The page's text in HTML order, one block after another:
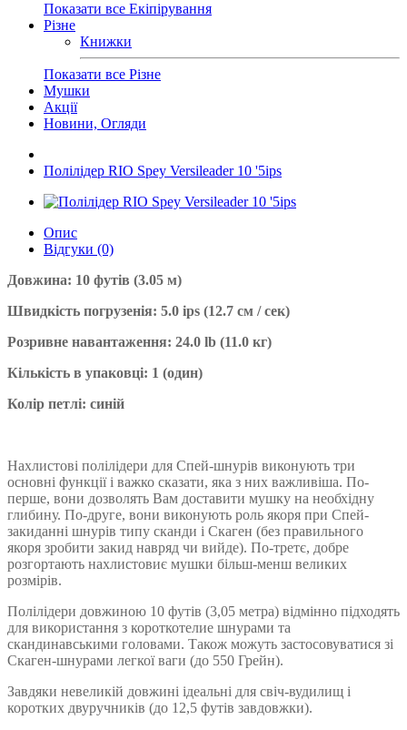
Показати все Екіпірування
Різне
Книжки
Показати все Різне
Мушки
Акції
Новини, Огляди
Полілідер RIO Spey Versileader 10 '5ips
Опис
Відгуки (0)
Довжина: 10 футів (3.05 м)
Швидкість погрузенія: 5.0 ips (12.7 см / сек)
Розривне навантаження: 24.0 lb (11.0 кг)
Кількість в упаковці: 1 (один)
Колір петлі: синій
Нахлистові полілідери для Спей-шнурів виконують три
основні функції і важко сказати, яка з них важливіша. По-
перше, вони дозволять Вам доставити мушку на необхідну
глибину. По-друге, вони виконують роль якоря при Спей-
закиданні шнурів типу сканди і Скаген (без правильного
якоря зробити закид навряд чи вийде). По-третє, добре
розгортають нахлистовиє мушки більш-менш великих
розмірів.
Полілідери довжиною 10 футів (3,05 метра) відмінно підходять
для використання з короткотелие шнурами та
скандинавськими головами. Також можуть застосовуватися зі
Скаген-шнурами легкої ваги (до 550 Грейн).
Завдяки невеликій довжині ідеальні для свіч-вудилищ і
коротких двуручників (до 12,5 футів завдовжки).